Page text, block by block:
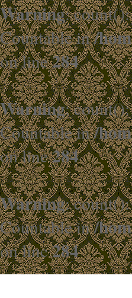
Warning:
Countable in/
on line284
Warning:
Countable in/
on line284
Warning:
Countable in/
on line284